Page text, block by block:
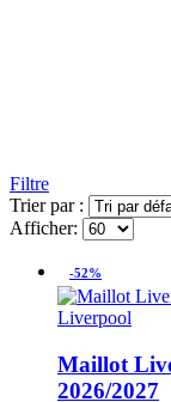
Filtre
Trier par :
Afficher:
-52%
Liverpool
Maillot
2026/2027